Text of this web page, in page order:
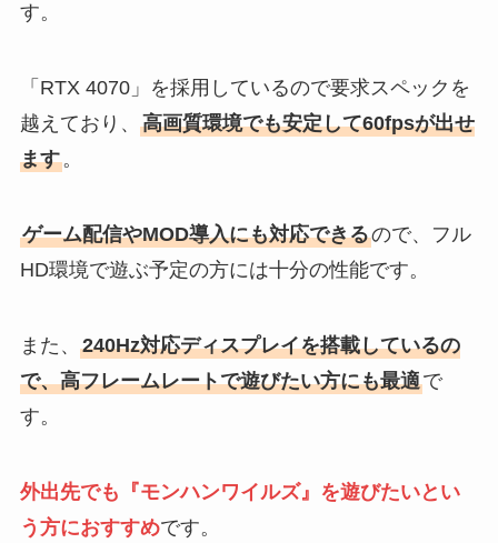
す。
「RTX 4070」を採用しているので要求スペックを
越えており、 高画質環境でも安定して60fpsが出せ
ます。
ゲーム配信やMOD導入にも対応できるので、フル
HD環境で遊ぶ予定の方には十分の性能です。
また、 240Hz対応ディスプレイを搭載しているの
で、高フレームレートで遊びたい方にも最適で
す。
外出先でも『モンハンワイルズ』を遊びたいとい
う方におすすめです。